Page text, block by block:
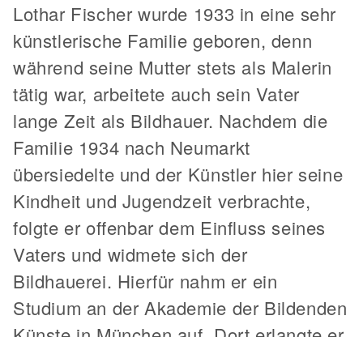
Lothar Fischer wurde 1933 in eine sehr
künstlerische Familie geboren, denn
während seine Mutter stets als Malerin
tätig war, arbeitete auch sein Vater
lange Zeit als Bildhauer. Nachdem die
Familie 1934 nach Neumarkt
übersiedelte und der Künstler hier seine
Kindheit und Jugendzeit verbrachte,
folgte er offenbar dem Einfluss seines
Vaters und widmete sich der
Bildhauerei. Hierfür nahm er ein
Studium an der Akademie der Bildenden